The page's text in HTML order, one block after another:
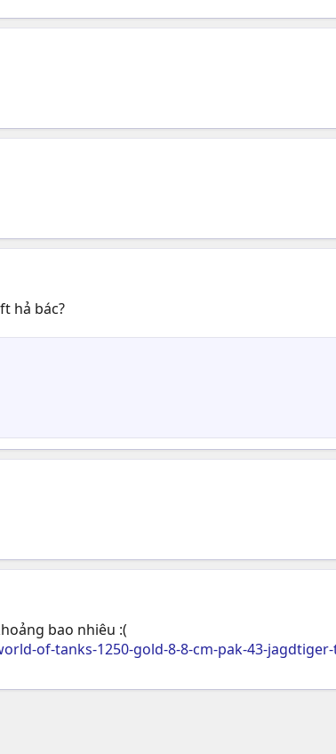
hả bác?
bao nhiêu :(
of-tanks-1250-gold-8-8-cm-pak-43-